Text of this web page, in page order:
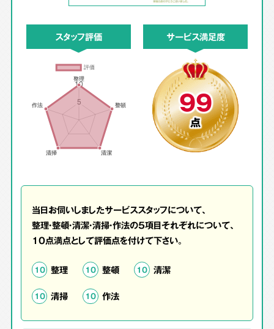
スタッフ評価 サービス満足度
99
点
当日お伺いしましたサービススタッフについて、
整理・整頓・清潔・清掃・作法の5項目それぞれについて、
10点満点として評価点を付けて下さい。
10 整理 10 整頓 10 清潔
10 清掃 10 作法